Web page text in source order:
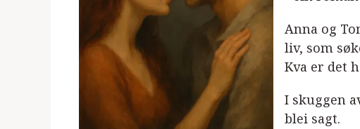
Anna og
liv, som
Kva er det
I skuggen
blei sagt.